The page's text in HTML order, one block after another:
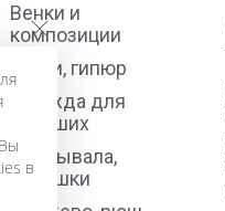
Венки и
композиции
Ткани, гипюр
Одежда для
усопших
Покрывала,
подушки
в